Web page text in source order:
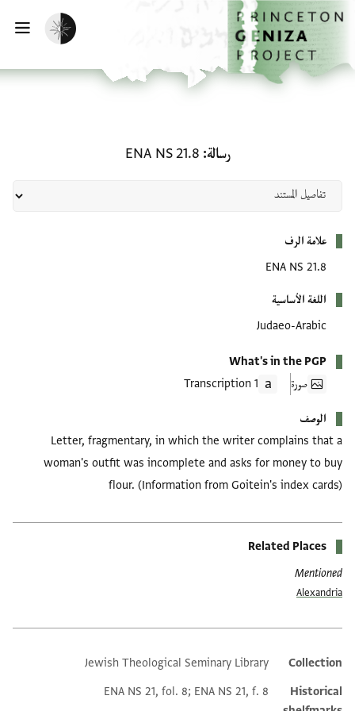
إلى المحتوى الرئيسي
الرئيسية
تفعيل الوضع المظلم
رسالة ENA NS 21.8
علامة الرف
ENA NS 21.8
اللغة الأساسية
Judaeo-Arabic
What's in the PGP
صورة
1 Transcription
الوصف
Letter, fragmentary, in which the writer complains that a
woman's outfit was incomplete and asks for money to buy
flour. (Information from Goitein's index cards)
Related Places
Mentioned
Alexandria
Additional metadata
Collection
Jewish Theological Seminary Library
Historical
ENA NS 21, fol. 8; ENA NS 21, f. 8